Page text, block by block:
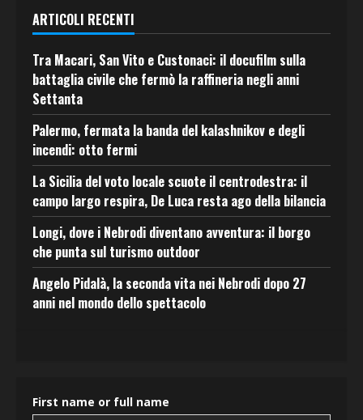
ARTICOLI RECENTI
Tra Macari, San Vito e Custonaci: il docufilm sulla
battaglia civile che fermò la raffineria negli anni
Settanta
Palermo, fermata la banda del kalashnikov e degli
incendi: otto fermi
La Sicilia del voto locale scuote il centrodestra: il
campo largo respira, De Luca resta ago della bilancia
Longi, dove i Nebrodi diventano avventura: il borgo
che punta sul turismo outdoor
Angelo Pidalà, la seconda vita nei Nebrodi dopo 27
anni nel mondo dello spettacolo
First name or full name